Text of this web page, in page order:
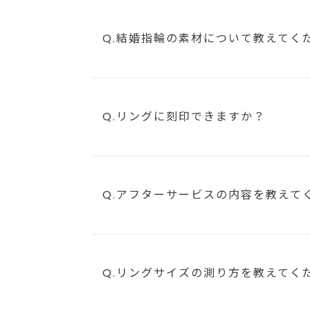
Q.結婚指輪の素材について教えてく
Q.リングに刻印できますか？
Q.アフターサービスの内容を教えて
Q.リングサイズの測り方を教えてく